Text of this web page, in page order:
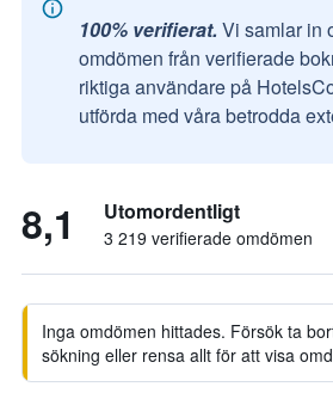
100% verifierat. Vi samlar in
omdömen från verifierade
riktiga användare på
utförda med våra betrodda
8,1 Utomordentligt
3 219 verifierade omdömen
Inga omdömen hittades. Försök ta
sökning eller rensa allt för att visa